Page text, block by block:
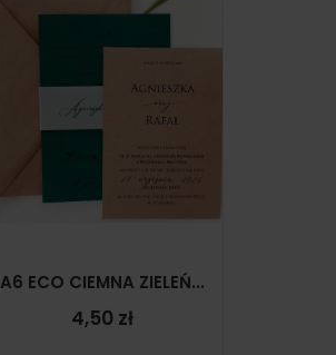
A6 ECO CIEMNA ZIELEŃ...
4,50 zł